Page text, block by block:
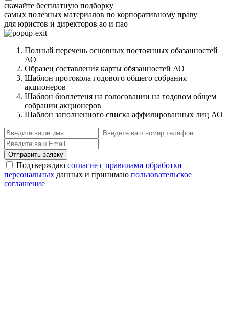
скачайте бесплатную подборку
самых полезных материалов по корпоративному праву
для юристов и директоров ао и пао
Полный перечень основных постоянных обазанностей
АО
Образец составления карты обязанностей АО
Шаблон протокола годового общего собрания
акционеров
Шаблон бюллетеня на голосовании на годовом общем
собрании акционеров
Шаблон заполненного списка аффилированных лиц АО
Отправить заявку
Подтверждаю согласие с правилами обработки
персональных данных и принимаю пользовательское
соглашение